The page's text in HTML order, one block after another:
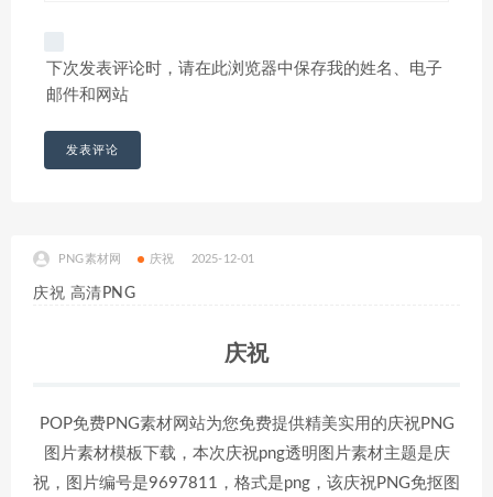
下次发表评论时，请在此浏览器中保存我的姓名、电子
邮件和网站
PNG素材网 庆祝 2025-12-01
庆祝 高清PNG
庆祝
POP免费PNG素材网站为您免费提供精美实用的庆祝PNG
图片素材模板下载，本次庆祝png透明图片素材主题是庆
祝，图片编号是9697811，格式是png，该庆祝PNG免抠图